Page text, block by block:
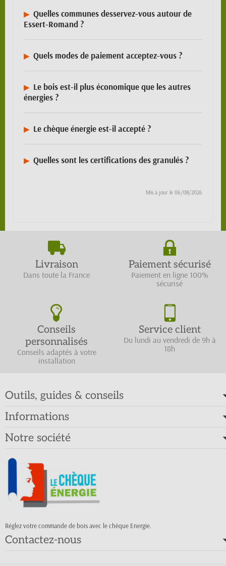
Quelles communes desservez-vous autour de
Essert-Romand ?
Quels modes de paiement acceptez-vous ?
Le bois est-il plus économique que les autres
énergies ?
Le chèque énergie est-il accepté ?
Quelles sont les certifications des granulés ?
Mis à jour le 06/08/2026
Livraison
Dans toute la France
Paiement sécurisé
Paiement en ligne 100%
sécurisé
Conseils
personnalisés
Conseils adaptés à votre
installation
Service client
Du lundi au vendredi de 9h à
18h
Outils, guides & conseils
Informations
Notre société
Réglez votre commande de bois avec le chèque Energie.
Contactez-nous